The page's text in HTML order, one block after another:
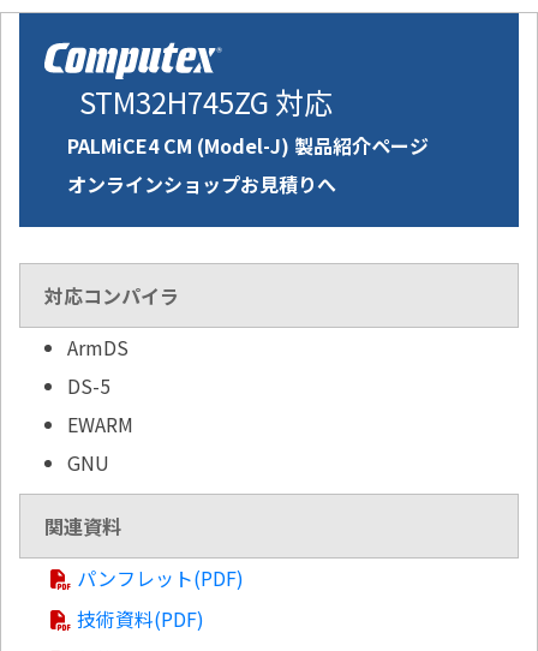
STM32H745ZG 対応
PALMiCE4 CM (Model-J) 製品紹介ページ
オンラインショップお見積りへ
対応コンパイラ
ArmDS
DS-5
EWARM
GNU
関連資料
パンフレット(PDF)
技術資料(PDF)